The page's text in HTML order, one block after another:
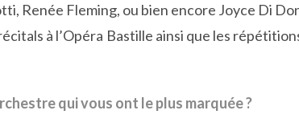
Renée Fleming, ou bien encore Joyce Di
à l’Opéra Bastille ainsi que les
qui vous ont le plus marquée ?